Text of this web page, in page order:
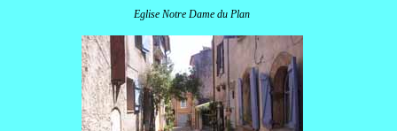
Eglise Notre Dame du Plan